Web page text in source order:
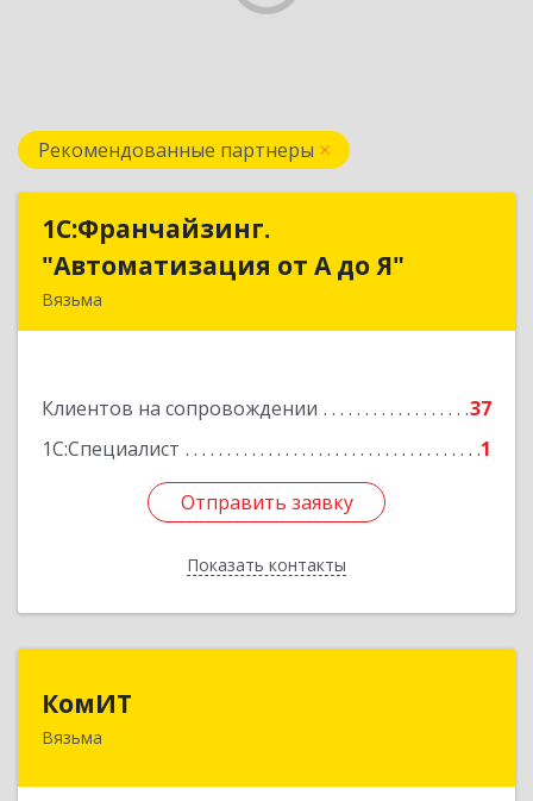
Рекомендованные партнеры
1С:Франчайзинг.
"Автоматизация от А до Я"
Вязьма
Клиентов на сопровождении
37
1С:Специалист
1
Отправить заявку
Показать контакты
1С:Франчайзинг.
"Автоматизация от А до Я"
Подробнее
Отправить заявку
Назад
КомИТ
Вязьма215110, Смоленская обл, Вяземский м. р-н,